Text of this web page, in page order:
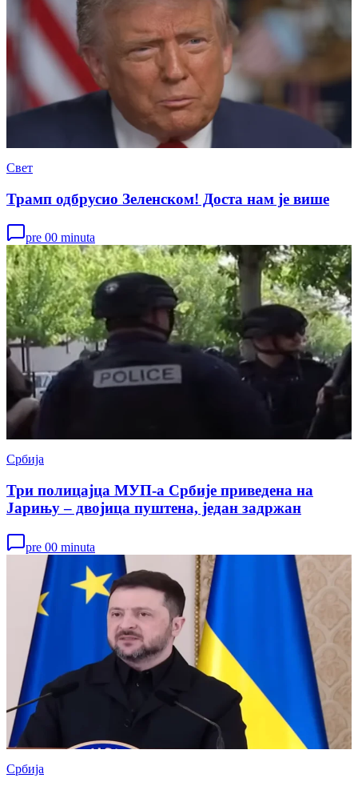
Свет
Трамп одбрусио Зеленском! Доста нам је више
pre 00 minuta
Србија
Три полицајца МУП-а Србије приведена на
Јарињу – двојица пуштена, један задржан
pre 00 minuta
Србија